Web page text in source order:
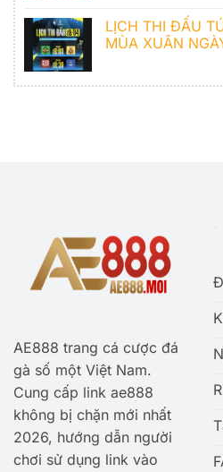
LỊCH THI ĐẤU
MÙA XUÂN
AE888 trang cá cược đá
gà số một Việt Nam.
Cung cấp link ae888
không bị chặn mới nhất
2026, hướng dẫn người
chơi sử dụng link vào